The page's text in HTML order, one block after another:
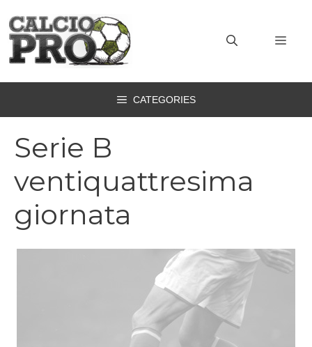
contenuto
CATEGORIES
Serie B
ventiquattresima
giornata